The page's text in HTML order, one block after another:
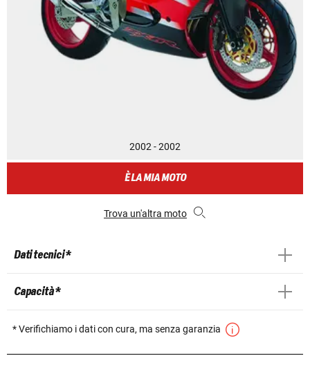
2002 - 2002
È LA MIA MOTO
Trova un'altra moto
Dati tecnici *
Capacità *
* Verifichiamo i dati con cura, ma senza garanzia